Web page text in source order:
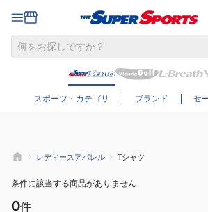
スポーツ・カテゴリ ブランド セ
さらに絞り込む
レディースアパレル Tシャツ
条件に該当する商品がありません
0件